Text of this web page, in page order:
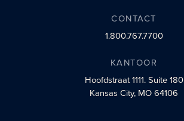
CONTACT
1.800.767.7700
KANTOOR
Hoofdstraat 1111.Suite 180
Kansas City, MO 64106